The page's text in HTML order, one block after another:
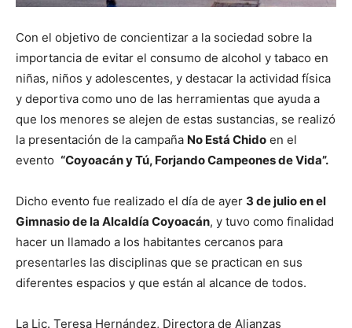
Con el objetivo de concientizar a la sociedad sobre la
importancia de evitar el consumo de alcohol y tabaco en
niñas, niños y adolescentes, y destacar la actividad física
y deportiva como uno de las herramientas que ayuda a
que los menores se alejen de estas sustancias, se realizó
la presentación de la campaña No Está Chido en el
evento “Coyoacán y Tú, Forjando Campeones de Vida”.
Dicho evento fue realizado el día de ayer 3 de julio en el
Gimnasio de la Alcaldía Coyoacán, y tuvo como finalidad
hacer un llamado a los habitantes cercanos para
presentarles las disciplinas que se practican en sus
diferentes espacios y que están al alcance de todos.
La Lic. Teresa Hernández, Directora de Alianzas